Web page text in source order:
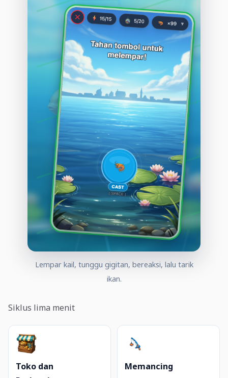
Lempar kail, tunggu gigitan, bereaksi, lalu tarik
ikan.
Siklus lima menit
Toko dan
Memancing